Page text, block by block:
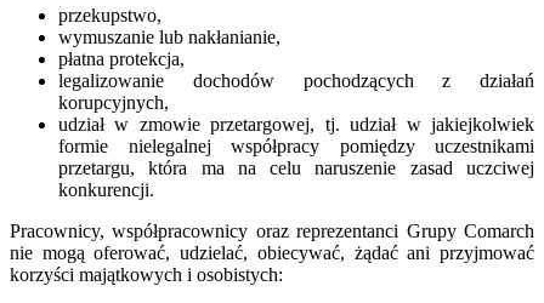
przekupstwo,
wymuszanie lub nakłanianie,
płatna protekcja,
legalizowanie dochodów pochodzących z działań
korupcyjnych,
udział w zmowie przetargowej, tj. udział w jakiejkolwiek
formie nielegalnej współpracy pomiędzy uczestnikami
przetargu, która ma na celu naruszenie zasad uczciwej
konkurencji.
Pracownicy, współpracownicy oraz reprezentanci Grupy Comarch
nie mogą oferować, udzielać, obiecywać, żądać ani przyjmować
korzyści majątkowych i osobistych: